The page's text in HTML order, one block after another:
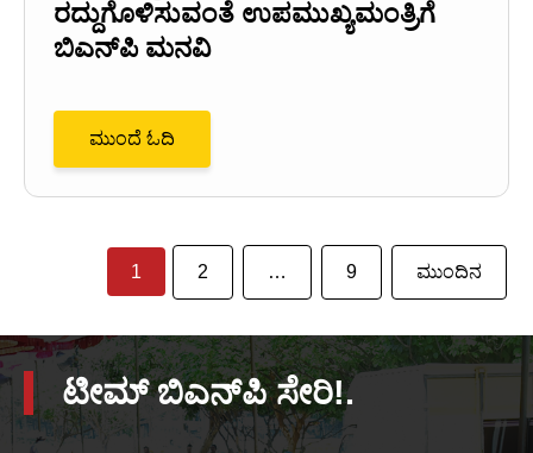
ರದ್ದುಗೊಳಿಸುವಂತೆ ಉಪಮುಖ್ಯಮಂತ್ರಿಗೆ
ಬಿಎನ್‌ಪಿ ಮನವಿ
ಮುಂದೆ ಓದಿ
1 2 … 9 ಮುಂದಿನ
ಟೀಮ್ ಬಿಎನ್‌ಪಿ ಸೇರಿ!.